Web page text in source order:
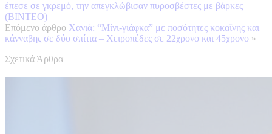
έπεσε σε γκρεμό, την απεγκλώβισαν πυροσβέστες με βάρκες
(ΒΙΝΤΕΟ)
Επόμενο άρθρο Χανιά: “Μίνι-γιάφκα” με ποσότητες κοκαΐνης και
κάνναβης σε δύο σπίτια – Χειροπέδες σε 22χρονο και 45χρονο »
Σχετικά Άρθρα